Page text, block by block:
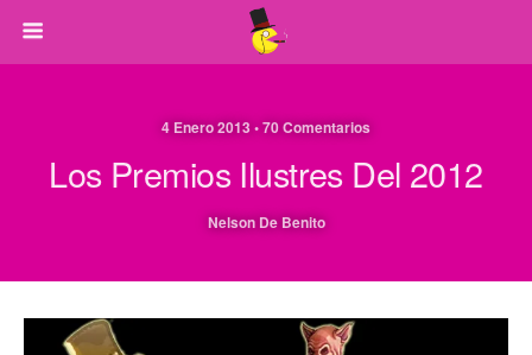
4 Enero 2013 • 70 Comentarios
Los Premios Ilustres Del 2012
Nelson De Benito